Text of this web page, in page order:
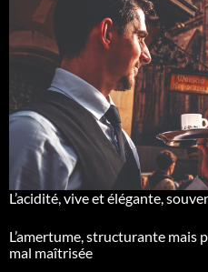
L’acidité, vive et élégante,
L’amertume, structurante mais
mal maîtrisée